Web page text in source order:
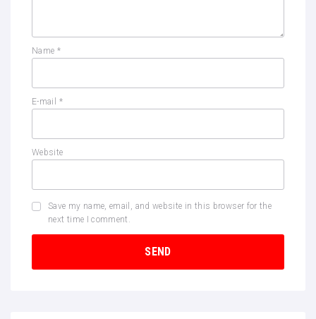
Name *
E-mail *
Website
Save my name, email, and website in this browser for the
next time I comment.